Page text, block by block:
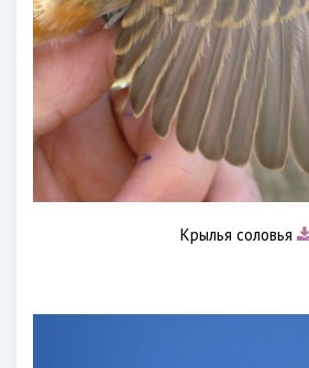
Крылья соловья